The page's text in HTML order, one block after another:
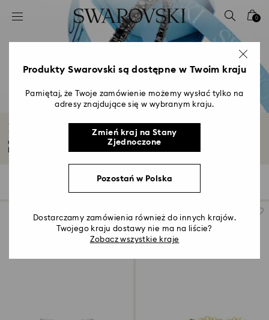
Lista kluczy dostępu
0 - Nagłówek
2 - Stopka
4 - Wyniki wyszukiwania
0
Prezenty dla niego
Odkryj nasz asortyment prezentów dla niego. Od ponadczasowych po
Filters
Produkty Swarovski są dostępne w Twoim kraju
Pamiętaj, że Twoje zamówienie możemy wysłać tylko na
adresy znajdujące się w wybranym kraju.
Zmień kraj na Stany
Zjednoczone
Pozostań w Polska
Dostarczamy zamówienia również do innych krajów.
Twojego kraju dostawy nie ma na liście?
Zobacz wszystkie kraje